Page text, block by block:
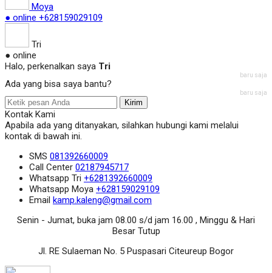
Moya
● online +628159029109
Tri
● online
Halo, perkenalkan saya Tri
baru saja
Ada yang bisa saya bantu?
baru saja
Kirim
Kontak Kami
Apabila ada yang ditanyakan, silahkan hubungi kami melalui
kontak di bawah ini.
SMS 081392660009
Call Center 02187945717
Whatsapp Tri +6281392660009
Whatsapp Moya +628159029109
Email kamp.kaleng@gmail.com
Senin - Jumat, buka jam 08.00 s/d jam 16.00 , Minggu & Hari
Besar Tutup
Jl. RE Sulaeman No. 5 Puspasari Citeureup Bogor